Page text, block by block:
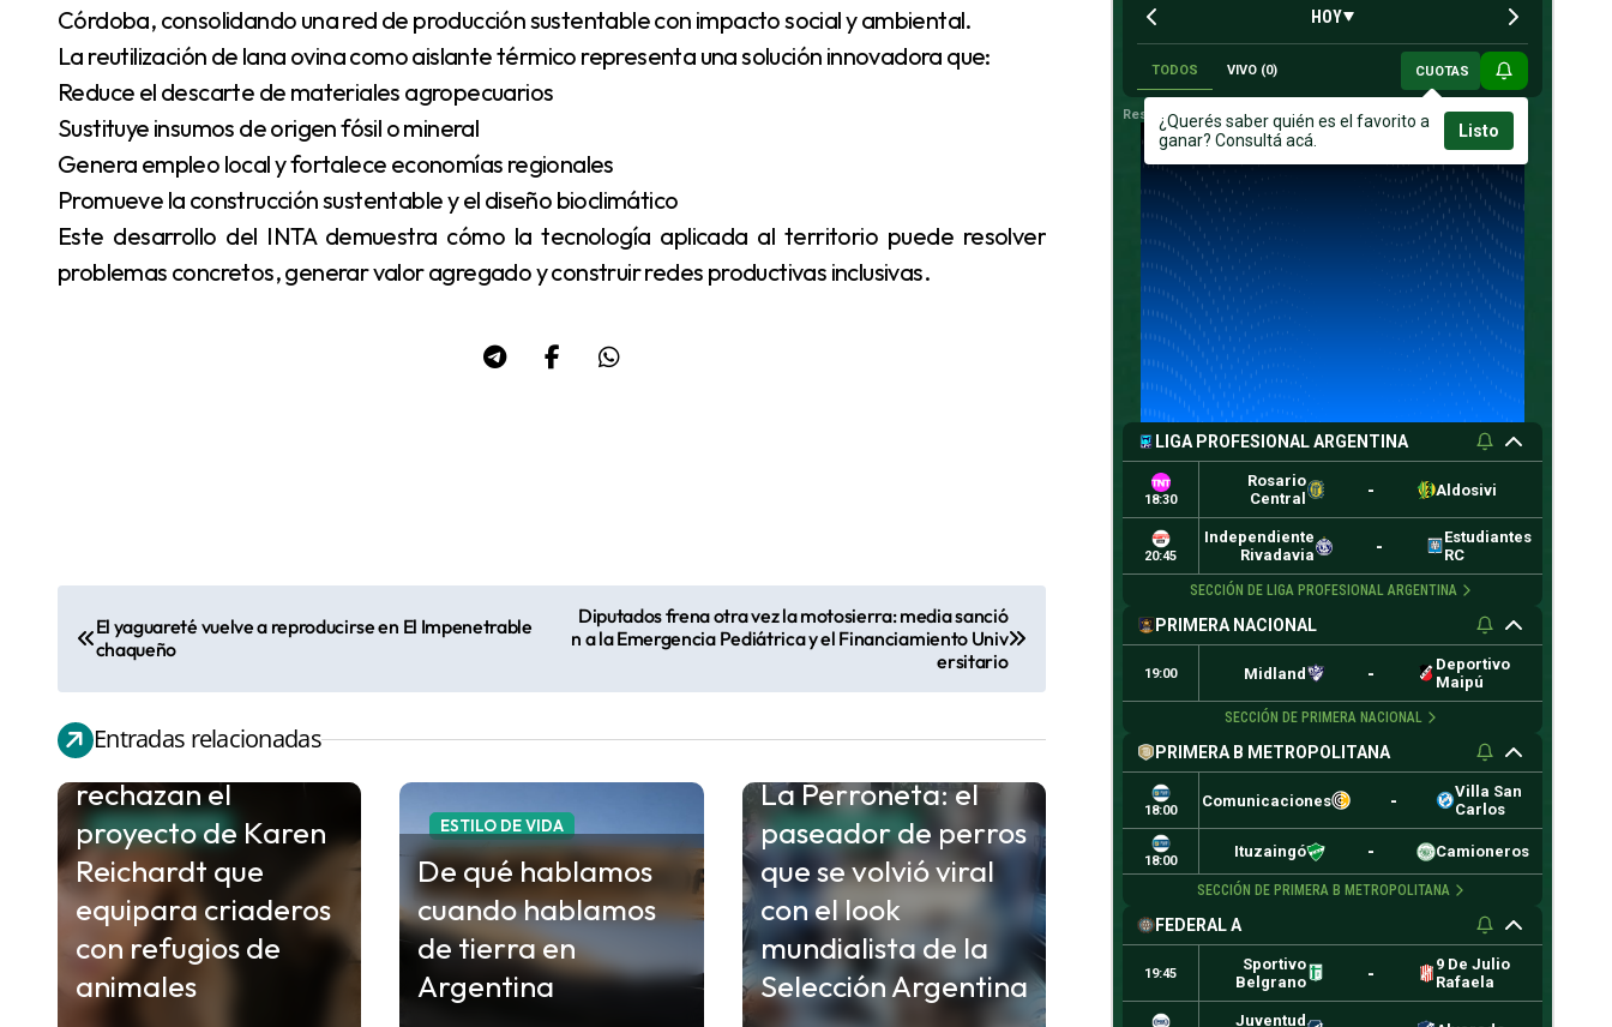
Córdoba, consolidando una red de producción sustentable con impacto social y ambiental.
La reutilización de lana ovina como aislante térmico representa una solución innovadora que:
Reduce el descarte de materiales agropecuarios
Sustituye insumos de origen fósil o mineral
Genera empleo local y fortalece economías regionales
Promueve la construcción sustentable y el diseño bioclimático
Este desarrollo del INTA demuestra cómo la tecnología aplicada al territorio puede resolver
problemas concretos, generar valor agregado y construir redes productivas inclusivas.
v
e
a
c
i
d
El yaguareté vuelve a reproducirse en El Impenetrable
chaqueño
Diputados frena otra vez la motosierra: media sanció
n a la Emergencia Pediátrica y el Financiamiento Univ
ersitario
Entradas relacionadas
ESTILO DE VIDA
Proteccionistas
rechazan el
proyecto de Karen
Reichardt que
equipara criaderos
con refugios de
animales
ESTILO DE VIDA
De qué hablamos
cuando hablamos
de tierra en
Argentina
ESTILO DE VIDA
La Perroneta: el
paseador de perros
que se volvió viral
con el look
mundialista de la
Selección Argentina